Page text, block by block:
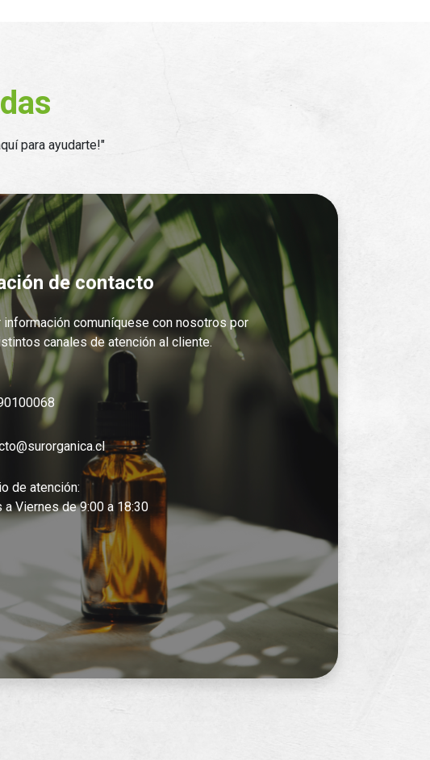
para ayudarte!"
de contacto
información comuníquese con nosotros por
canales de atención al cliente.
de atención:
a Viernes de 9:00 a 18:30